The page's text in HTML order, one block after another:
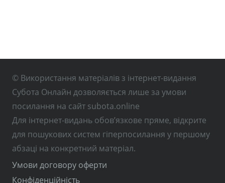
© Використання матеріалів з інтернет-видання
Субота Онлайн дозволяється лише за умови
посилання на сайт subota.online
Для інтернет-видань обов’язкове пряме, відкрите
для пошукових систем гіперпосилання у першому
абзаці на конкретний матеріал.
Умови договору оферти
Конфіденційність